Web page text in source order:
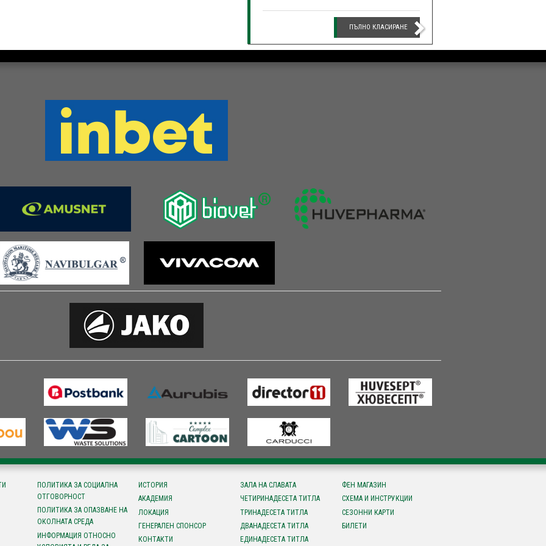
ПЪЛНО КЛАСИРАНЕ
ПОЛИТИКА ЗА СОЦИАЛНА
ОТГОВОРНОСТ
ПОЛИТИКА ЗА ОПАЗВАНЕ НА
ОКОЛНАТА СРЕДА
ИНФОРМАЦИЯ ОТНОСНО
ИСТОРИЯ
АКАДЕМИЯ
ЛОКАЦИЯ
ГЕНЕРАЛЕН СПОНСОР
КОНТАКТИ
ЗАЛА НА СЛАВАТА
ЧЕТИРИНАДЕСЕТА ТИТЛА
ТРИНАДЕСЕТА ТИТЛА
ДВАНАДЕСЕТА ТИТЛА
ЕДИНАДЕСЕТА ТИТЛА
ФЕН МАГАЗИН
СХЕМА И ИНСТРУКЦИИ
СЕЗОННИ КАРТИ
БИЛЕТИ